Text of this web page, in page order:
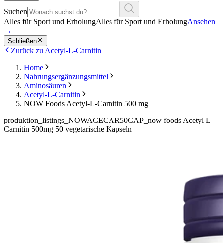
Suchen
Alles für Sport und ErholungAlles für Sport und ErholungAnsehen
→
Schließen
Zurück zu Acetyl-L-Carnitin
Home
Nahrungsergänzungsmittel
Aminosäuren
Acetyl-L-Carnitin
NOW Foods Acetyl-L-Carnitin 500 mg
produktion_listings_NOWACECAR50CAP_now foods Acetyl L
Carnitin 500mg 50 vegetarische Kapseln